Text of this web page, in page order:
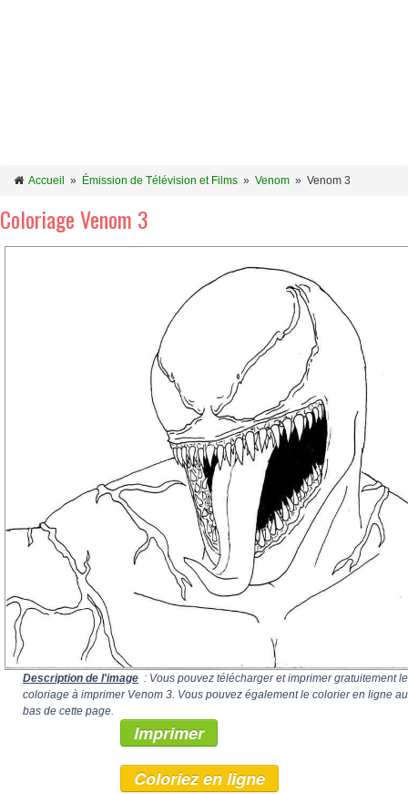
Accueil » Émission de Télévision et Films » Venom » Venom 3
Coloriage Venom 3
Description de l'image : Vous pouvez télécharger et imprimer gratuitement le
coloriage à imprimer Venom 3. Vous pouvez également le colorier en ligne au
bas de cette page.
Imprimer
Coloriez en ligne